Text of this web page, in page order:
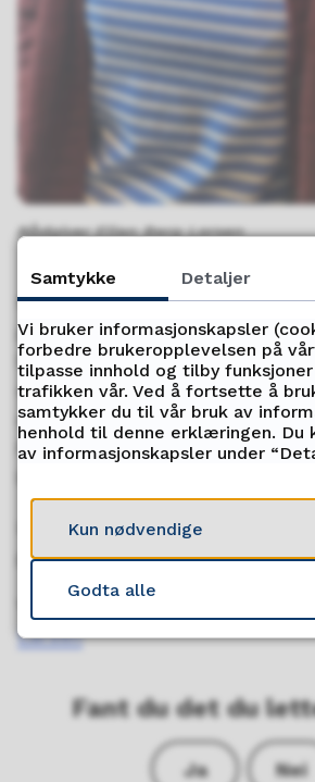
Rådgiver Ellen Berg Larsen
Shared reading er en
på at en leseleder leser høyt i
leder en reflekterende og
om leseopplevelsen.
norsk ord for denne metoden.
høsten vil fylkesbiblioteket
Les mer om hva Shared
påsamlesing.no
Larsen
Fant du det du
Ja Nei
Samtykke Detaljer
Vi bruker informasjonskapsler
forbedre brukeropplevelsen på
tilpasse innhold og tilby
trafikken vår. Ved å fortsette å
samtykker du til vår bruk av
henhold til denne erklæringen. Du
av informasjonskapsler under
Kun nødvendige
Godta alle